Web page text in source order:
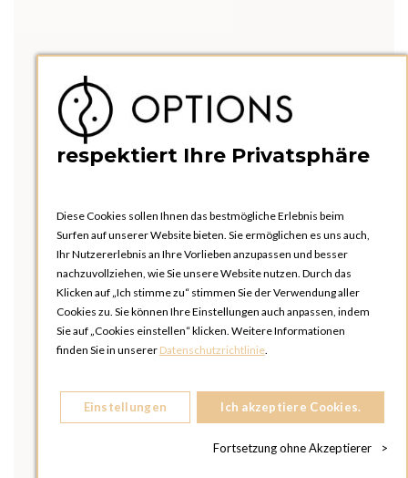
respektiert Ihre Privatsphäre
Diese Cookies sollen Ihnen das bestmögliche Erlebnis beim
Surfen auf unserer Website bieten. Sie ermöglichen es uns auch,
Ihr Nutzererlebnis an Ihre Vorlieben anzupassen und besser
nachzuvollziehen, wie Sie unsere Website nutzen. Durch das
Klicken auf „Ich stimme zu“ stimmen Sie der Verwendung aller
Cookies zu. Sie können Ihre Einstellungen auch anpassen, indem
Sie auf „Cookies einstellen“ klicken. Weitere Informationen
finden Sie in unserer Datenschutzrichtlinie.
Einstellungen Ich akzeptiere Cookies.
Fortsetzung ohne Akzeptierer >